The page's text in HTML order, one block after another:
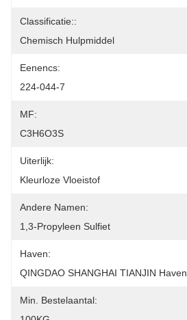
Classificatie::
Chemisch Hulpmiddel
Eenencs:
224-044-7
MF:
C3H6O3S
Uiterlijk:
Kleurloze Vloeistof
Andere Namen:
1,3-Propyleen Sulfiet
Haven:
QINGDAO SHANGHAI TIANJIN Haven
Min. Bestelaantal: